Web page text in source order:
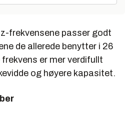
frekvensene passer godt
de allerede benytter i 26
er mer verdifullt
og høyere kapasitet.